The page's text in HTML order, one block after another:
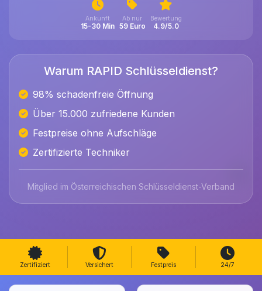
Ankunft
15-30 Min
Ab nur
59 Euro
Bewertung
4.9/5.0
Warum RAPID Schlüsseldienst?
98% schadenfreie Öffnung
Über 15.000 zufriedene Kunden
Festpreise ohne Aufschläge
Zertifizierte Techniker
Mitglied im Österreichischen Schlüsseldienst-Verband
Zertifiziert Versichert Festpreis 24/7